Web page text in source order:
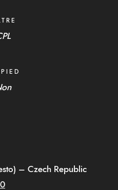
– Czech Republic